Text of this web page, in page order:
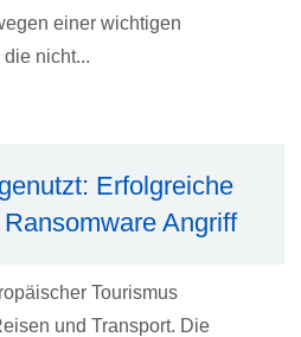
einer wichtigen
nicht...
Erfolgreiche
Angriff
Tourismus
und Transport. Die